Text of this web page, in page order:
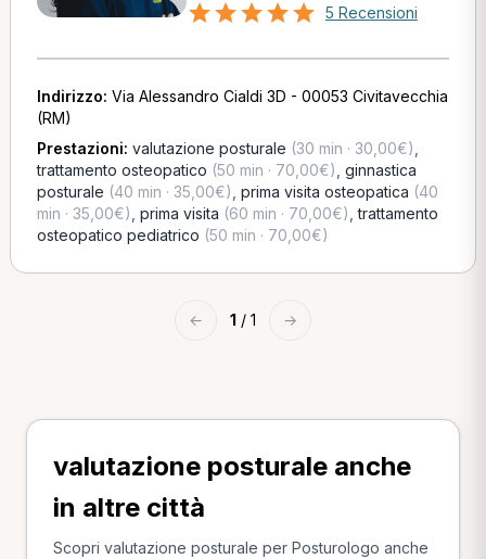
5 Recensioni
Indirizzo: Via Alessandro Cialdi 3D - 00053 Civitavecchia
(RM)
Prestazioni: valutazione posturale (30 min · 30,00€)
trattamento osteopatico (50 min · 70,00€) ginnastica
posturale (40 min · 35,00€) prima visita osteopatica (40
min · 35,00€) prima visita (60 min · 70,00€) ,trattamento
osteopatico pediatrico (50 min · 70,00€)
← 1 / 1 →
valutazione posturale anche
in altre città
Scopri valutazione posturale per Posturologo anche